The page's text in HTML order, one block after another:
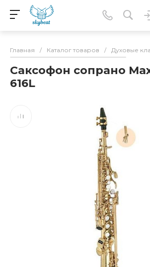
Главная / Каталог товаров / Духовые
Саксофон сопрано
616L